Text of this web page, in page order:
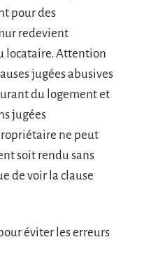
pour des
redevient
locataire. Attention
jugées abusives
du logement et
jugées
ne peut
soit rendu sans
de voir la clause
éviter les erreurs